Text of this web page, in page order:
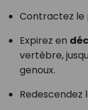
Contractez le
Expirez en
vertèbre,
genoux.
Redescendez